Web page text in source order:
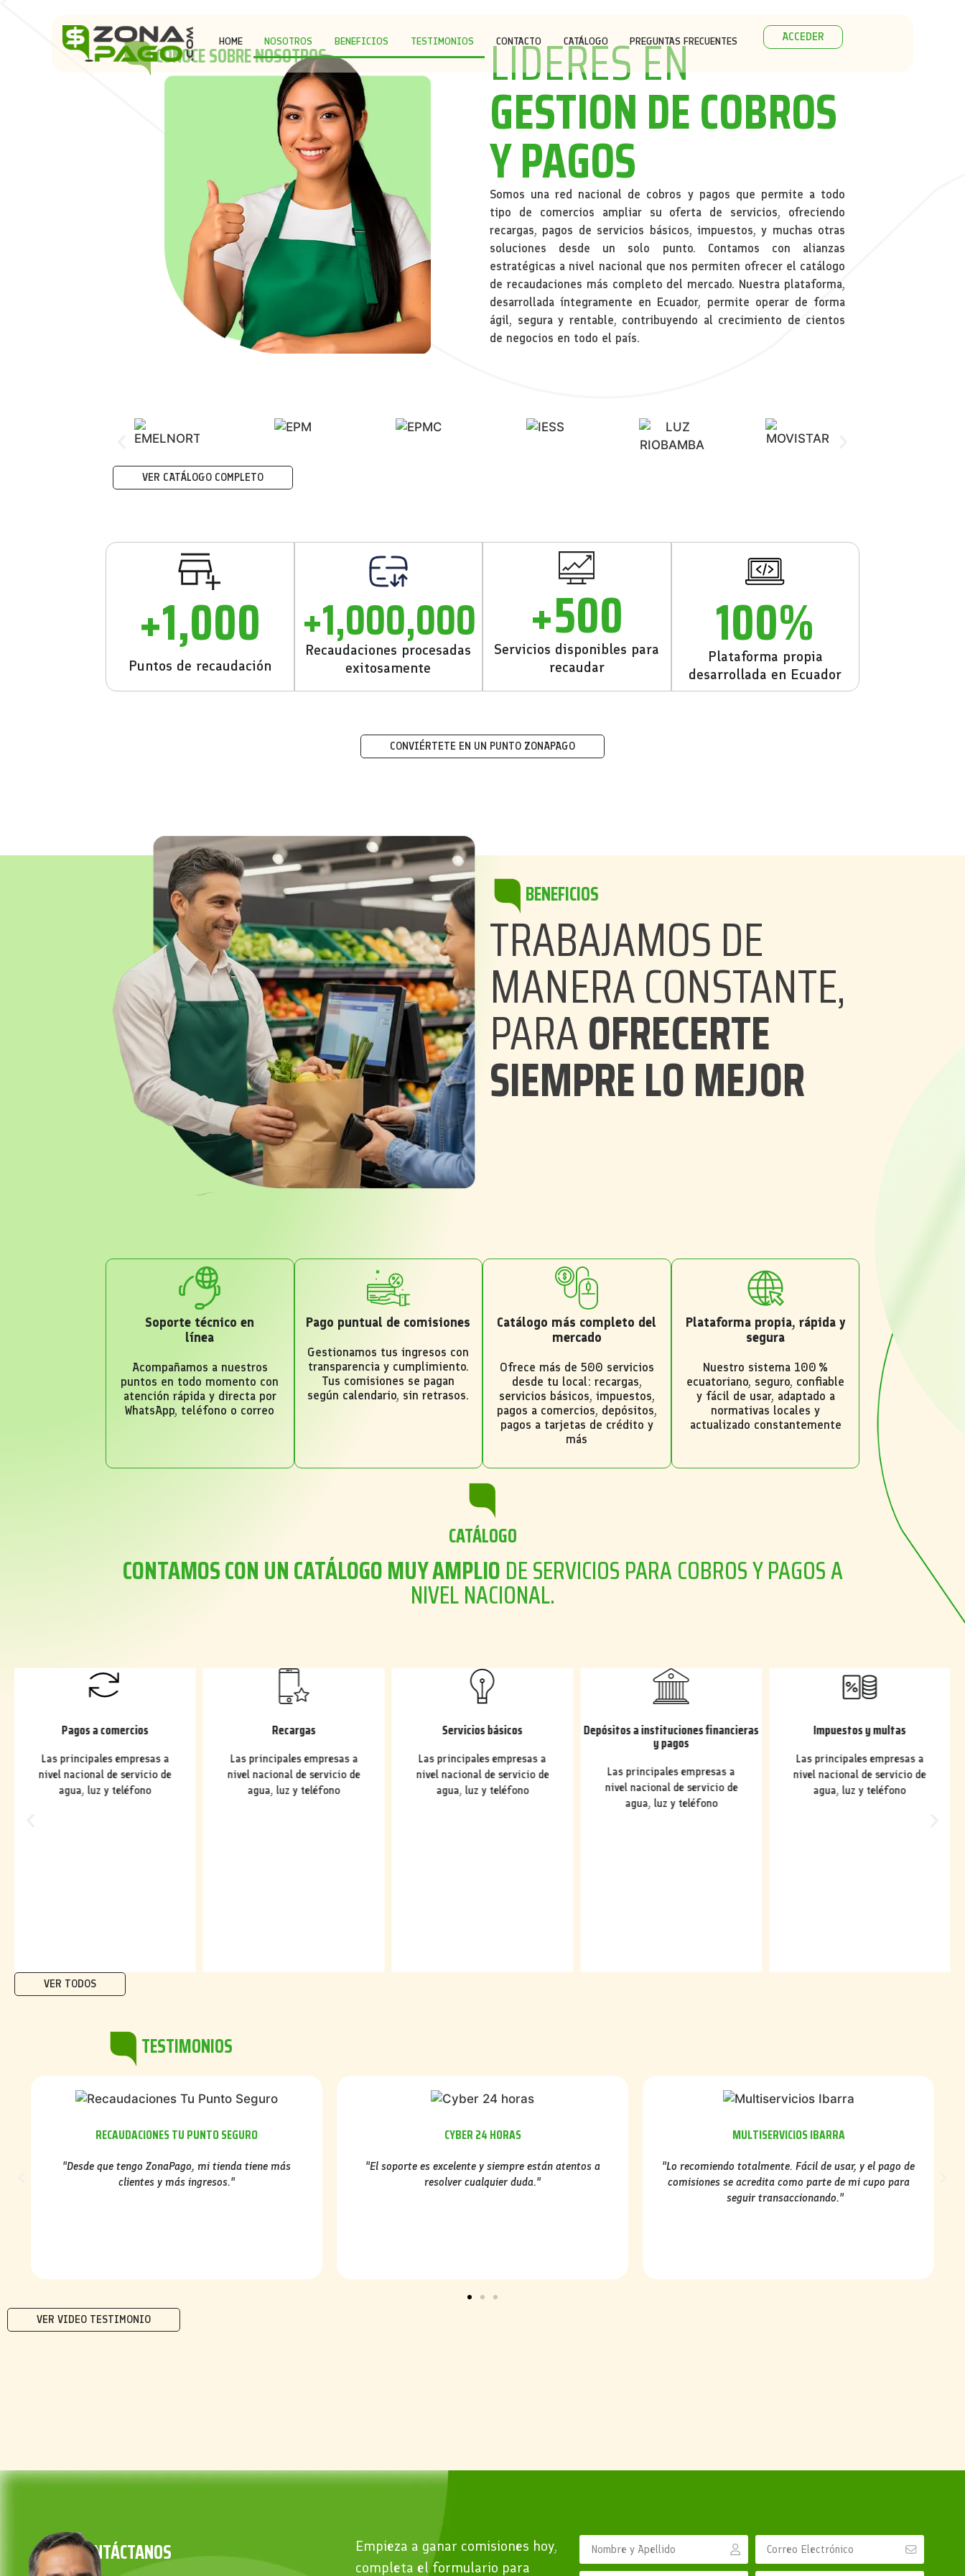
HOME NOSOTROS BENEFICIOS TESTIMONIOS CONTACTO CATÁLOGO PREGUNTAS FRECUENTES ACCEDER
CONOCE SOBRE NOSOTROS LIDERES EN
GESTION DE COBROS
Y PAGOS
Somos una red nacional de cobros y pagos que permite a todo
tipo de comercios ampliar su oferta de servicios, ofreciendo
recargas, pagos de servicios básicos, impuestos, y muchas otras
soluciones desde un solo punto. Contamos con alianzas
estratégicas a nivel nacional que nos permiten ofrecer el catálogo
de recaudaciones más completo del mercado. Nuestra plataforma,
desarrollada íntegramente en Ecuador, permite operar de forma
ágil, segura y rentable, contribuyendo al crecimiento de cientos
de negocios en todo el país.
VER CATÁLOGO COMPLETO
Puntos de recaudación
+1,000
Recaudaciones procesadas
exitosamente
+1,000,000
Servicios disponibles para
recaudar
+500
Plataforma propia
desarrollada en Ecuador
100%
CONVIÉRTETE EN UN PUNTO ZONAPAGO
BENEFICIOS
TRABAJAMOS DE
MANERA CONSTANTE,
PARAOFRECERTE
SIEMPRE LO MEJOR
Soporte técnico en
línea
Acompañamos a nuestros
puntos en todo momento con
atención rápida y directa por
WhatsApp, teléfono o correo
Pago puntual de comisiones
Gestionamos tus ingresos con
transparencia y cumplimiento.
Tus comisiones se pagan
según calendario, sin retrasos.
Catálogo más completo del
mercado
Ofrece más de 500 servicios
desde tu local: recargas,
servicios básicos, impuestos,
pagos a comercios, depósitos,
pagos a tarjetas de crédito y
más
Plataforma propia, rápida y
segura
Nuestro sistema 100 %
ecuatoriano, seguro, confiable
y fácil de usar, adaptado a
normativas locales y
actualizado constantemente
CATÁLOGO
CONTAMOS CON UN CATÁLOGO MUY AMPLIODE SERVICIOS PARA COBROS Y PAGOS A
NIVEL NACIONAL.
Pagos a comercios
Las principales empresas a
nivel nacional de servicio de
agua, luz y teléfono
Recargas
Las principales empresas a
nivel nacional de servicio de
agua, luz y teléfono
Servicios básicos
Las principales empresas a
nivel nacional de servicio de
agua, luz y teléfono
Depósitos a instituciones financieras
y pagos
Las principales empresas a
nivel nacional de servicio de
agua, luz y teléfono
Impuestos y multas
Las principales empresas a
nivel nacional de servicio de
agua, luz y teléfono
VER TODOS
TESTIMONIOS
"Desde que tengo ZonaPago, mi tienda tiene más
clientes y más ingresos."
RECAUDACIONES TU PUNTO SEGURO
"El soporte es excelente y siempre están atentos a
resolver cualquier duda."
CYBER 24 HORAS
"Lo recomiendo totalmente. Fácil de usar, y el pago de
comisiones se acredita como parte de mi cupo para
seguir transaccionando."
MULTISERVICIOS IBARRA
VER VIDEO TESTIMONIO
CONTÁCTANOS
Empieza a ganar comisiones hoy,
completa el formulario para